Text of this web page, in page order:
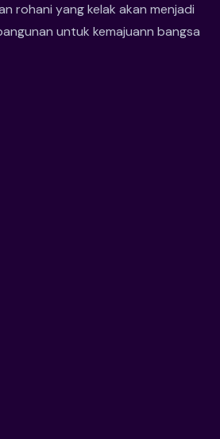
rohani yang kelak akan menjadi
untuk kemajuann bangsa